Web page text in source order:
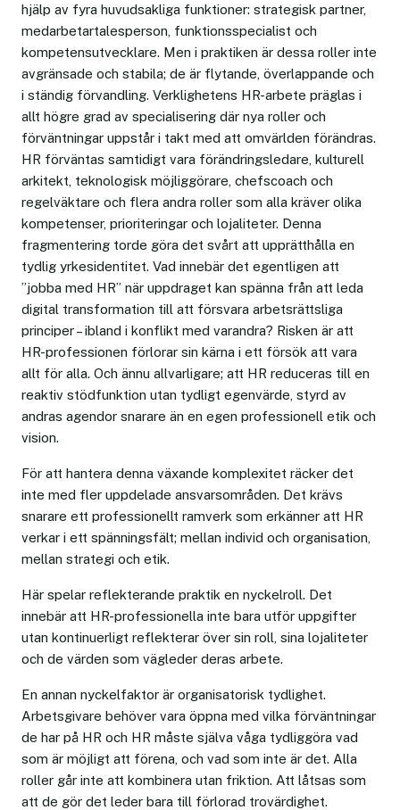
hjälp av fyra huvudsakliga funktioner: strategisk partner,
medarbetartalesperson, funktionsspecialist och
kompetensutvecklare. Men i praktiken är dessa roller inte
avgränsade och stabila; de är flytande, överlappande och
i ständig förvandling. Verklighetens HR-arbete präglas i
allt högre grad av specialisering där nya roller och
förväntningar uppstår i takt med att omvärlden förändras.
HR förväntas samtidigt vara förändringsledare, kulturell
arkitekt, teknologisk möjliggörare, chefscoach och
regelväktare och flera andra roller som alla kräver olika
kompetenser, prioriteringar och lojaliteter. Denna
fragmentering torde göra det svårt att upprätthålla en
tydlig yrkesidentitet. Vad innebär det egentligen att
”jobba med HR” när uppdraget kan spänna från att leda
digital transformation till att försvara arbetsrättsliga
principer – ibland i konflikt med varandra? Risken är att
HR-professionen förlorar sin kärna i ett försök att vara
allt för alla. Och ännu allvarligare; att HR reduceras till en
reaktiv stödfunktion utan tydligt egenvärde, styrd av
andras agendor snarare än en egen professionell etik och
vision.
För att hantera denna växande komplexitet räcker det
inte med fler uppdelade ansvarsområden. Det krävs
snarare ett professionellt ramverk som erkänner att HR
verkar i ett spänningsfält; mellan individ och organisation,
mellan strategi och etik.
Här spelar reflekterande praktik en nyckelroll. Det
innebär att HR-professionella inte bara utför uppgifter
utan kontinuerligt reflekterar över sin roll, sina lojaliteter
och de värden som vägleder deras arbete.
En annan nyckelfaktor är organisatorisk tydlighet.
Arbetsgivare behöver vara öppna med vilka förväntningar
de har på HR och HR måste själva våga tydliggöra vad
som är möjligt att förena, och vad som inte är det. Alla
roller går inte att kombinera utan friktion. Att låtsas som
att de gör det leder bara till förlorad trovärdighet.